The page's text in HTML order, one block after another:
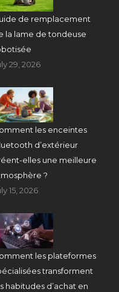
de remplacement
la lame de tondeuse
29, 2026
les enceintes
d’extérieur
elles une meilleure
?
15, 2026
les plateformes
transforment
habitudes d’achat en